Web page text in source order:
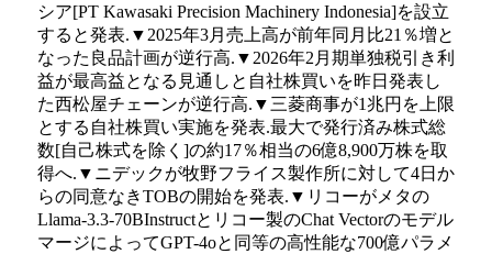
シア[PT Kawasaki Precision Machinery Indonesia]を設立
すると発表.▼2025年3月売上高が前年同月比21％増と
なった良品計画が逆行高.▼2026年2月期単独税引き利
益が最高益となる見通しと自社株買いを昨日発表し
た西松屋チェーンが逆行高.▼三菱商事が1兆円を上限
とする自社株買い実施を発表.最大で発行済み株式総
数[自己株式を除く]の約17％相当の6億8,900万株を取
得へ.▼ニデックが牧野フライス製作所に対して4日か
らの同意なきTOBの開始を発表.▼リコーがメタの
Llama-3.3-70BInstructとリコー製のChat Vectorのモデル
マージによってGPT-4oと同等の高性能な700億パラメ